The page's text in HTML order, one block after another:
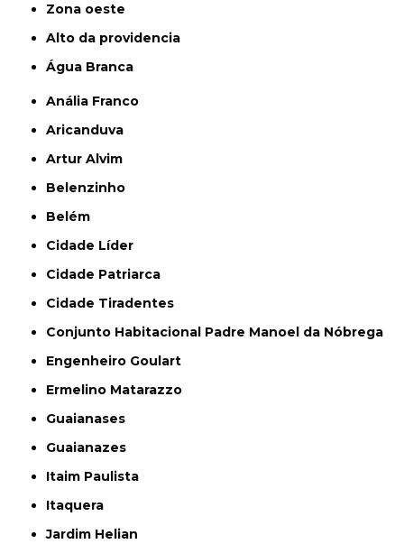
Zona oeste
alto da providencia
Água Branca
Anália Franco
Aricanduva
Artur Alvim
Belenzinho
Belém
Cidade Líder
Cidade Patriarca
Cidade Tiradentes
Conjunto Habitacional Padre Manoel da Nóbrega
Engenheiro Goulart
Ermelino Matarazzo
Guaianases
Guaianazes
Itaim Paulista
Itaquera
Jardim Helian